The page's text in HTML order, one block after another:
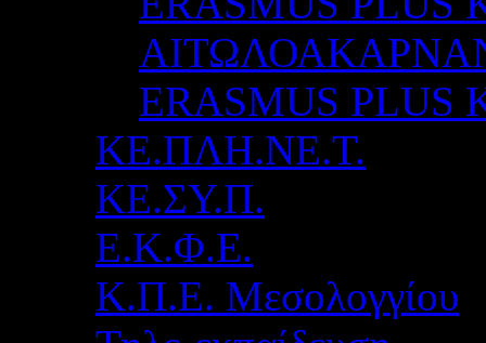
ERASMUS
ΚΕ.ΠΛΗ.ΝΕ.Τ.
ΚΕ.ΣΥ.Π.
Ε.Κ.Φ.Ε.
Κ.Π.Ε. Μεσολογγίου